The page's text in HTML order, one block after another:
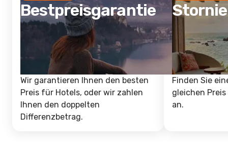
Bestpreisgarantie
Wir garantieren Ihnen den besten
Preis für Hotels, oder wir zahlen
Ihnen den doppelten
Differenzbetrag.
Finden Sie
gleichen
an.